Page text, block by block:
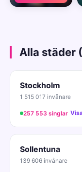
Alla städer
Stockholm
1 515 017 invånare
257 553 singlar
Sollentuna
139 606 invånare